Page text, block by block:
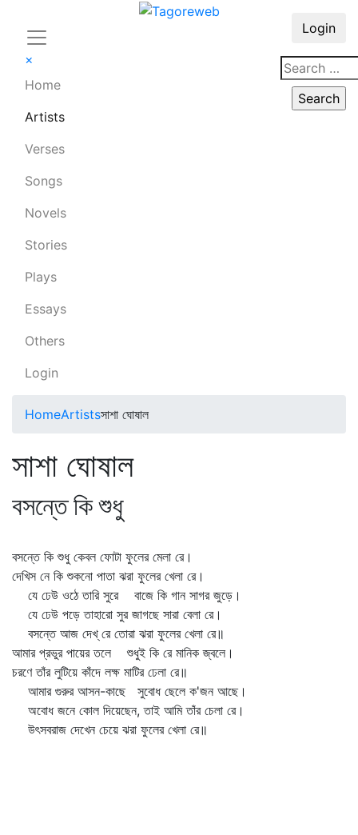
×
Home
Artists
Verses
Songs
Novels
Stories
Plays
Essays
Others
Login
Login
HomeArtistsসাশা ঘোষাল
সাশা ঘোষাল
বসন্তে কি শুধু
বসন্তে কি শুধু কেবল ফোটা ফুলের মেলা রে।
দেখিস নে কি শুকনো পাতা ঝরা ফুলের খেলা রে।
যে ঢেউ ওঠে তারি সুরে বাজে কি গান সাগর জুড়ে।
যে ঢেউ পড়ে তাহারো সুর জাগছে সারা বেলা রে।
বসন্তে আজ দেখ্‌ রে তোরা ঝরা ফুলের খেলা রে॥
আমার প্রভুর পায়ের তলে শুধুই কি রে মানিক জ্বলে।
চরণে তাঁর লুটিয়ে কাঁদে লক্ষ মাটির ঢেলা রে॥
আমার গুরুর আসন-কাছে সুবোধ ছেলে ক'জন আছে।
অবোধ জনে কোল দিয়েছেন, তাই আমি তাঁর চেলা রে।
উৎসবরাজ দেখেন চেয়ে ঝরা ফুলের খেলা রে॥